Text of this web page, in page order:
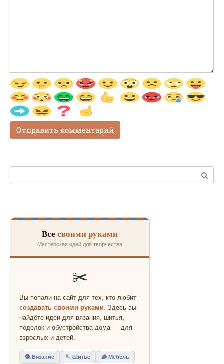
Поиск:
Все своими руками
Мастерская идей для творчества
✂️
Вы попали на сайт для тех, кто любит
создавать своими руками . Здесь вы
найдёте идеи для вязания, шитья,
поделок и обустройства дома — для
взрослых и детей.
🧶 Вязание 🪡 Шитьё 🪵 Мебель